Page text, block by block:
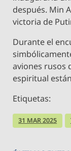
después. Min
victoria de
Durante el
aviones rusos
espiritual
Etiquetas:
31 MAR 2025